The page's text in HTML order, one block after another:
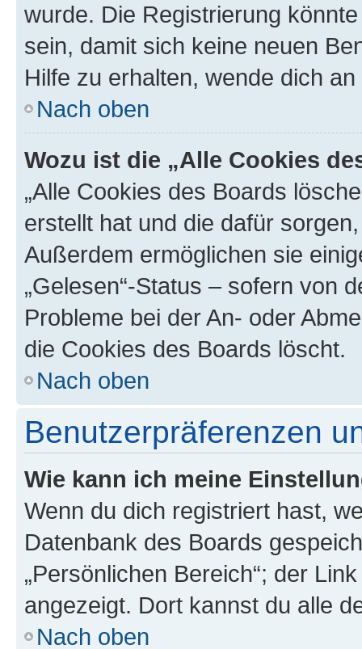
wurde. Die Registrierung
sein, damit sich keine neuen
Hilfe zu erhalten, wende dich
Nach oben
Wozu ist die „Alle Cookies
„Alle Cookies des Boards
erstellt hat und die dafür
Außerdem ermöglichen sie
„Gelesen“-Status – sofern von
Probleme bei der An- oder
die Cookies des Boards löscht.
Nach oben
Benutzerpräferenzen
Wie kann ich meine
Wenn du dich registriert hast,
Datenbank des Boards
„Persönlichen Bereich“; der
angezeigt. Dort kannst du alle
Nach oben